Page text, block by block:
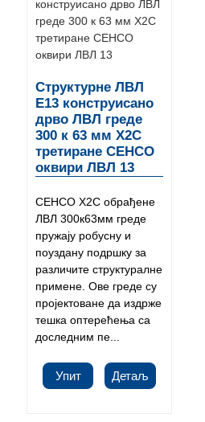
Структурне ЛВЛ
Е13 конструисано
дрво ЛВЛ греде
300 к 63 мм Х2С
третиране СЕНСО
оквири ЛВЛ 13
СЕНСО Х2С обрађене
ЛВЛ 300к63мм греде
пружају робусну и
поуздану подршку за
различите структуралне
примене. Ове греде су
пројектоване да издрже
тешка оптерећења са
доследним пе...
Упит Детаљ